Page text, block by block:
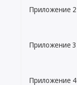
Приложение 2
Приложение 3
Приложение 4